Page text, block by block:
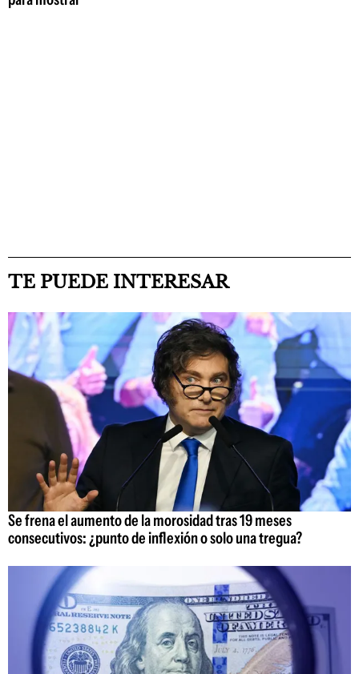
TE PUEDE INTERESAR
Se frena el aumento de la morosidad tras 19 meses
consecutivos: ¿punto de inflexión o solo una tregua?